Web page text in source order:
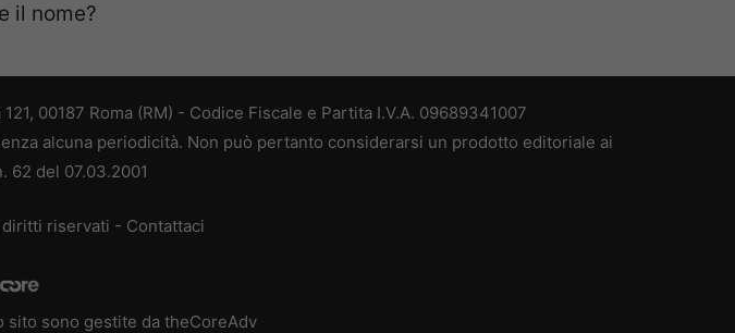
il nome?
00187 Roma (RM) - Codice Fiscale e Partita I.V.A. 09689341007
alcuna periodicità. Non può pertanto considerarsi un prodotto editoriale ai
62 del 07.03.2001
riservati - Contattaci
sono gestite da theCoreAdv